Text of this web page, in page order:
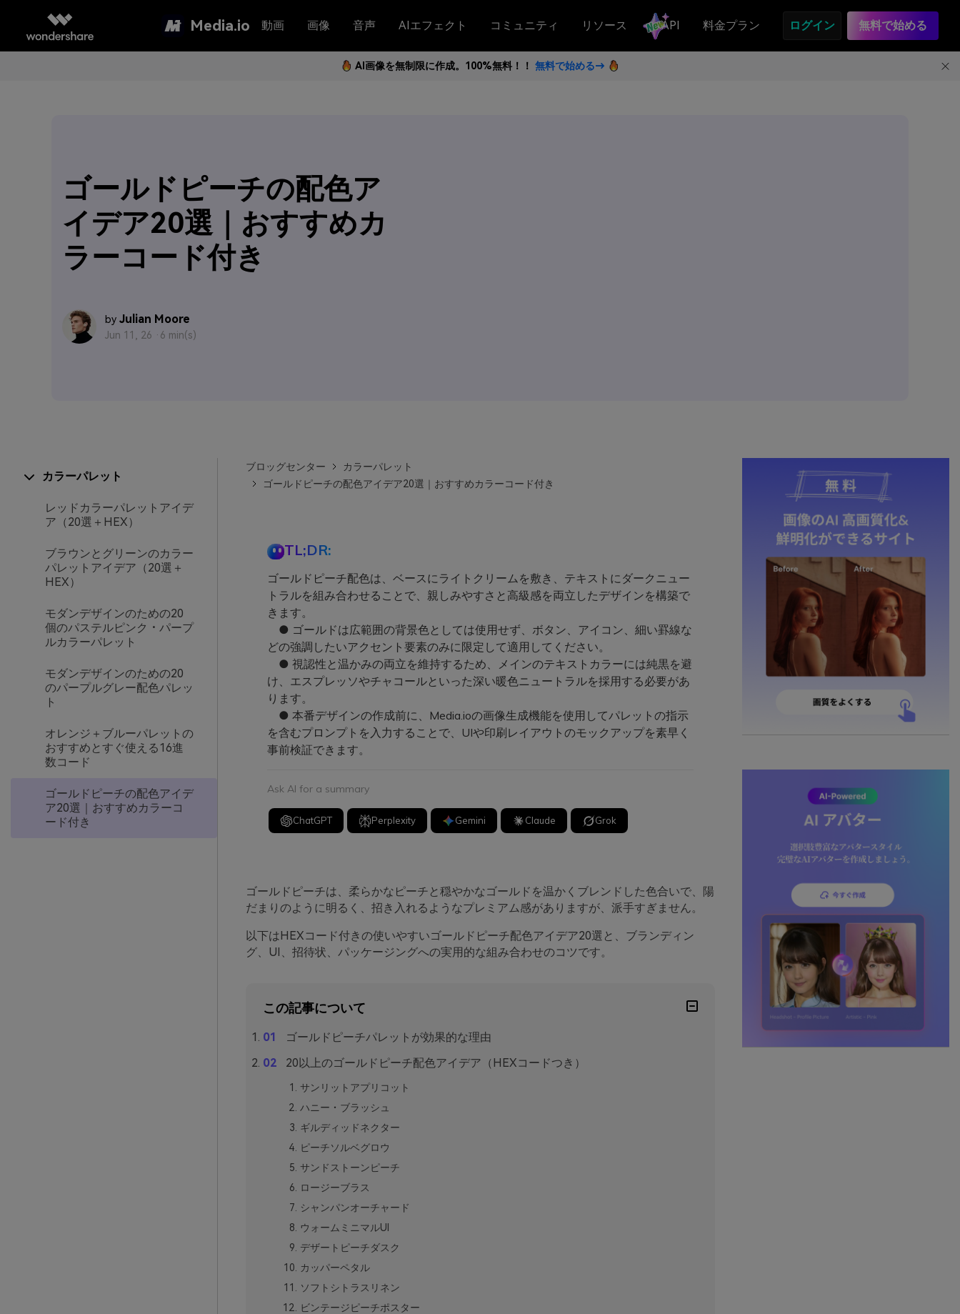
Media.io 動画 画像 音声 AIエフェクト コミュニティ リソース API 料金プラン ログイン 無料で始める
AI画像を無制限に作成。100%無料！！ 無料で始める→
ゴールドピーチの配色ア
イデア20選｜おすすめカ
ラーコード付き
by Julian Moore
Jun 11, 26 · 6 min(s)
カラーパレット
レッドカラーパレットアイデ
ア（20選＋HEX）
ブラウンとグリーンのカラー
パレットアイデア（20選＋
HEX）
モダンデザインのための20
個のパステルピンク・パープ
ルカラーパレット
モダンデザインのための20
のパープルグレー配色パレッ
ト
オレンジ＋ブルーパレットの
おすすめとすぐ使える16進
数コード
ゴールドピーチの配色アイデ
ア20選｜おすすめカラーコ
ード付き
ブロッグセンター
カラーパレット
ゴールドピーチの配色アイデア20選｜おすすめカラーコード付き
TL;DR:
ゴールドピーチ配色は、ベースにライトクリームを敷き、テキストにダークニュー
トラルを組み合わせることで、親しみやすさと高級感を両立したデザインを構築で
きます。
● ゴールドは広範囲の背景色としては使用せず、ボタン、アイコン、細い罫線な
どの強調したいアクセント要素のみに限定して適用してください。
● 視認性と温かみの両立を維持するため、メインのテキストカラーには純黒を避
け、エスプレッソやチャコールといった深い暖色ニュートラルを採用する必要があ
ります。
● 本番デザインの作成前に、Media.ioの画像生成機能を使用してパレットの指示
を含むプロンプトを入力することで、UIや印刷レイアウトのモックアップを素早く
事前検証できます。
Ask AI for a summary
ChatGPT Perplexity Gemini Claude Grok
ゴールドピーチは、柔らかなピーチと穏やかなゴールドを温かくブレンドした色合いで、陽
だまりのように明るく、招き入れるようなプレミアム感がありますが、派手すぎません。
以下はHEXコード付きの使いやすいゴールドピーチ配色アイデア20選と、ブランディン
グ、UI、招待状、パッケージングへの実用的な組み合わせのコツです。
この記事について
ゴールドピーチパレットが効果的な理由
20以上のゴールドピーチ配色アイデア（HEXコードつき）
サンリットアプリコット
ハニー・ブラッシュ
ギルディッドネクター
ピーチソルベグロウ
サンドストーンピーチ
ロージーブラス
シャンパンオーチャード
ウォームミニマルUI
デザートピーチダスク
カッパーペタル
ソフトシトラスリネン
ビンテージピーチポスター